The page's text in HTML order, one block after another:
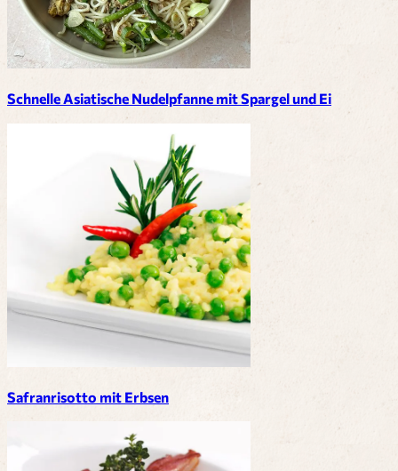
Schnelle Asiatische Nudelpfanne mit Spargel und Ei
Safranrisotto mit Erbsen